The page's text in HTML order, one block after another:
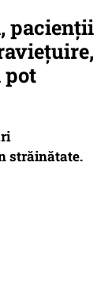
pacienții
pot
străinătate.